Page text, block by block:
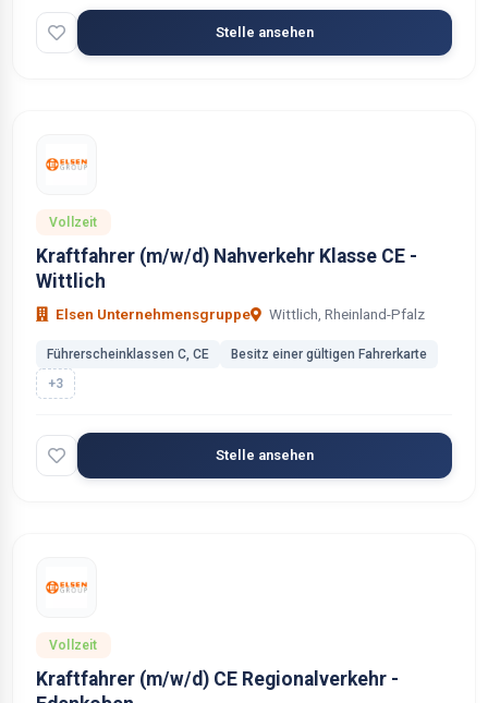
Stelle ansehen
Vollzeit
Kraftfahrer (m/w/d) Nahverkehr Klasse CE -
Wittlich
Elsen Unternehmensgruppe Wittlich, Rheinland-Pfalz
Führerscheinklassen C, CE
Besitz einer gültigen Fahrerkarte
+3
Stelle ansehen
Vollzeit
Kraftfahrer (m/w/d) CE Regionalverkehr -